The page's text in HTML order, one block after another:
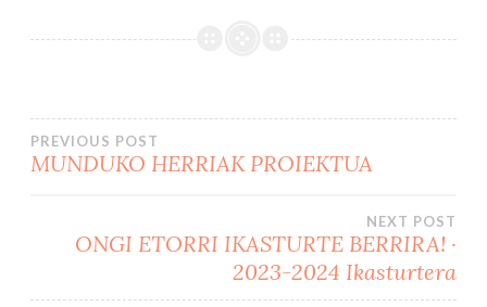
Bidalketetan
nabigatu
PREVIOUS POST
MUNDUKO HERRIAK PROIEKTUA
NEXT POST
ONGI ETORRI IKASTURTE BERRIRA! ·
2023-2024 Ikasturtera